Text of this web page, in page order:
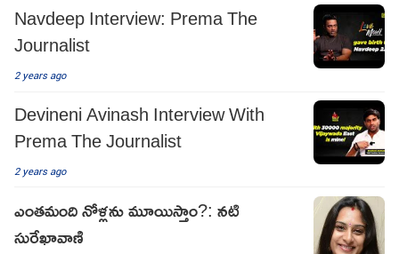
Navdeep Interview: Prema The
Journalist
2 years ago
Devineni Avinash Interview With
Prema The Journalist
2 years ago
ఎంతమంది నోళ్లను మూయిస్తాం?: నటి
సురేఖావాణి